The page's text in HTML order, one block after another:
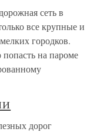
сеть в
все крупные и
городков.
на пароме
дорог